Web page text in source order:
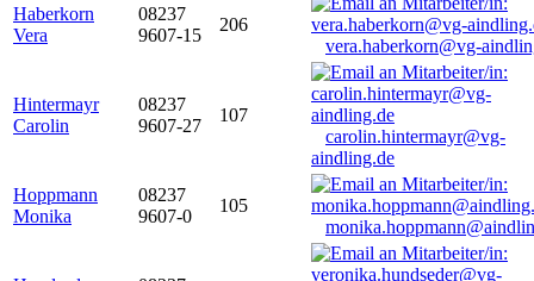
Haberkorn
Vera
08237
9607-15
206
vera.haberkorn@vg-
Hintermayr
Carolin
08237
9607-27
107
carolin.hintermayr@vg-
aindling.de
Hoppmann
Monika
08237
9607-0
105